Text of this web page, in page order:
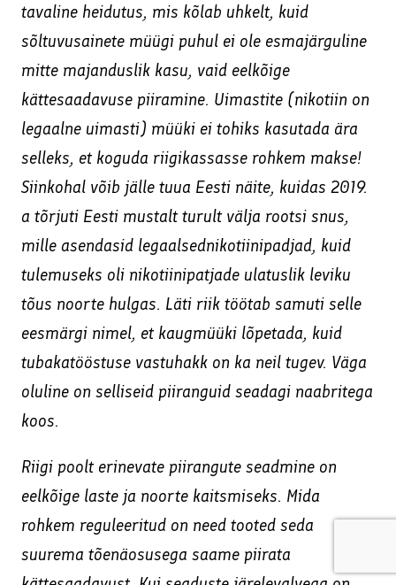
tavaline heidutus, mis kõlab uhkelt, kuid
sõltuvusainete müügi puhul ei ole esmajärguline
mitte majanduslik kasu, vaid eelkõige
kättesaadavuse piiramine. Uimastite (nikotiin on
legaalne uimasti) müüki ei tohiks kasutada ära
selleks, et koguda riigikassasse rohkem makse!
Siinkohal võib jälle tuua Eesti näite, kuidas 2019.
a tõrjuti Eesti mustalt turult välja rootsi snus,
mille asendasid legaalsednikotiinipadjad, kuid
tulemuseks oli nikotiinipatjade ulatuslik leviku
tõus noorte hulgas. Läti riik töötab samuti selle
eesmärgi nimel, et kaugmüüki lõpetada, kuid
tubakatööstuse vastuhakk on ka neil tugev. Väga
oluline on selliseid piiranguid seadagi naabritega
koos.
Riigi poolt erinevate piirangute seadmine on
eelkõige laste ja noorte kaitsmiseks. Mida
rohkem reguleeritud on need tooted seda
suurema tõenäosusega saame piirata